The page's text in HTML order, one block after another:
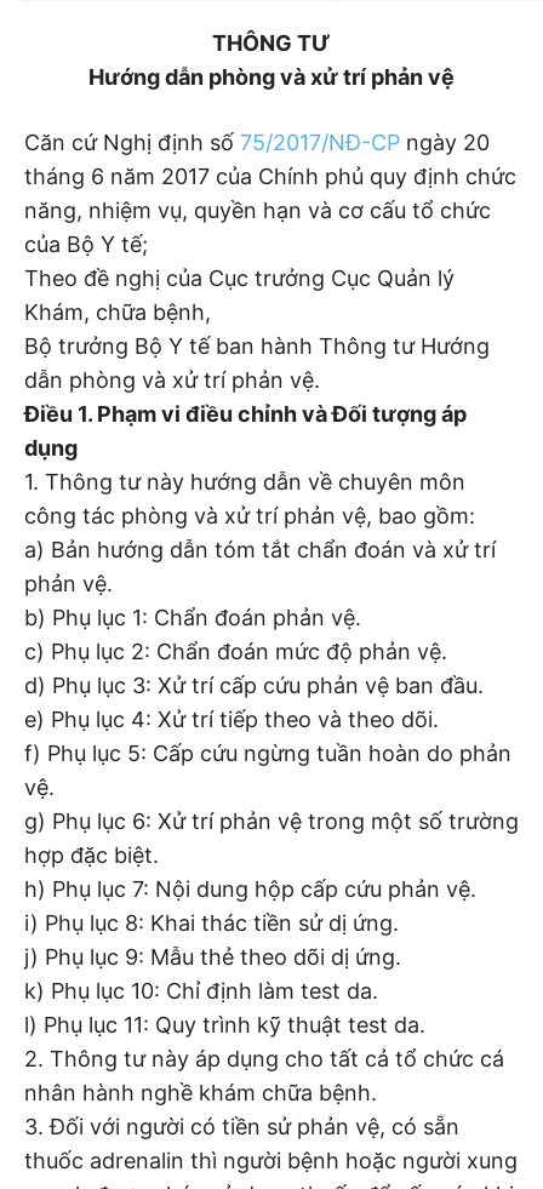
THÔNG TƯ
Hướng dẫn phòng và xử trí phản vệ
Căn cứ Nghị định số 75/2017/NĐ-CP ngày 20
tháng 6 năm 2017 của Chính phủ quy định chức
năng, nhiệm vụ, quyền hạn và cơ cấu tổ chức
của Bộ Y tế;
Theo đề nghị của Cục trưởng Cục Quản lý
Khám, chữa bệnh,
Bộ trưởng Bộ Y tế ban hành Thông tư Hướng
dẫn phòng và xử trí phản vệ.
Điều 1. Phạm vi điều chỉnh và Đối tượng áp
dụng
1. Thông tư này hướng dẫn về chuyên môn
công tác phòng và xử trí phản vệ, bao gồm:
a) Bản hướng dẫn tóm tắt chẩn đoán và xử trí
phản vệ.
b) Phụ lục 1: Chẩn đoán phản vệ.
c) Phụ lục 2: Chẩn đoán mức độ phản vệ.
d) Phụ lục 3: Xử trí cấp cứu phản vệ ban đầu.
e) Phụ lục 4: Xử trí tiếp theo và theo dõi.
f) Phụ lục 5: Cấp cứu ngừng tuần hoàn do phản
vệ.
g) Phụ lục 6: Xử trí phản vệ trong một số trường
hợp đặc biệt.
h) Phụ lục 7: Nội dung hộp cấp cứu phản vệ.
i) Phụ lục 8: Khai thác tiền sử dị ứng.
j) Phụ lục 9: Mẫu thẻ theo dõi dị ứng.
k) Phụ lục 10: Chỉ định làm test da.
l) Phụ lục 11: Quy trình kỹ thuật test da.
2. Thông tư này áp dụng cho tất cả tổ chức cá
nhân hành nghề khám chữa bệnh.
3. Đối với người có tiền sử phản vệ, có sẵn
thuốc adrenalin thì người bệnh hoặc người xung